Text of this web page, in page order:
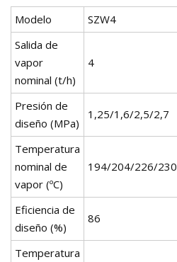
Modelo SZW4
Salida de
vapor
nominal (t/h)
4
Presión de
diseño (MPa)
1,25/1,6/2,5/2,7
Temperatura
nominal de
vapor (ºC)
194/204/226/230
Eficiencia de
diseño (%)
86
Temperatura